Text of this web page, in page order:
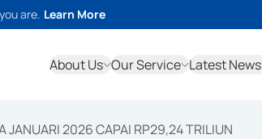
are. Learn More
About Us Our Service Latest News
JANUARI 2026 CAPAI RP29,24 TRILIUN